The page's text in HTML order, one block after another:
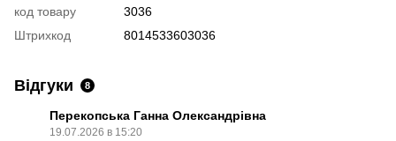
код товару
3036
Штрихкод
8014533603036
Відгуки 8
Перекопська Ганна Олександрівна
19.07.2026 в 15:20